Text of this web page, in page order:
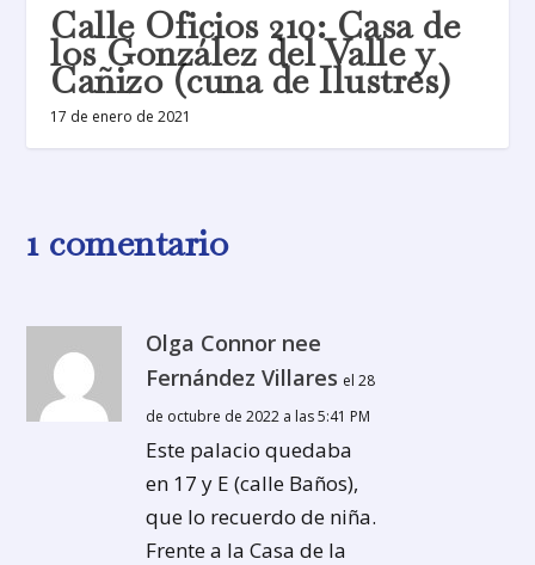
Calle Oficios 210: Casa de
los González del Valle y
Cañizo (cuna de Ilustres)
17 de enero de 2021
1 comentario
Olga Connor nee
Fernández Villares el 28
de octubre de 2022 a las 5:41 PM
Este palacio quedaba
en 17 y E (calle Baños),
que lo recuerdo de niña.
Frente a la Casa de la